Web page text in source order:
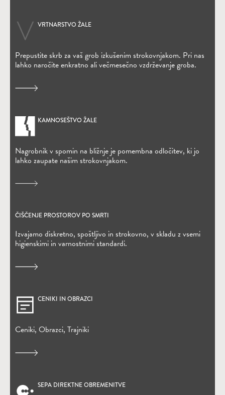
VRTNARSTVO ŽALE
Prepustite skrb za vaš grob izkušenim strokovnjakom. Pri nas
lahko naročite enkratno ali večmesečno vzdrževanje groba.
KAMNOSEŠTVO ŽALE
Nagrobnik v spomin na bližnje je pomembna odločitev, ki jo
lahko zaupate našim strokovnjakom.
ČIŠČENJE PROSTOROV PO SMRTI
Izvajamo diskretno, spoštljivo in strokovno, v skladu z vsemi
higienskimi in varnostnimi standardi.
CENIKI IN OBRAZCI
Ceniki, Obrazci, Trajniki
SEPA DIREKTNE OBREMENITVE
(Odpre se v novem oknu)